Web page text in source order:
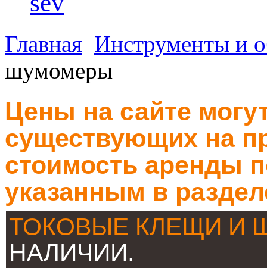
Главная Инструменты и
шумомеры
Цены на сайте
существующих на
стоимость аренды
указанным в
ТОКОВЫЕ КЛЕЩИ
НАЛИЧИИ.